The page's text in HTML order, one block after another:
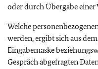
oder durch Übergabe einer
Welche
werden, ergibt sich aus
Eingabemaske
Gespräch abgefragten